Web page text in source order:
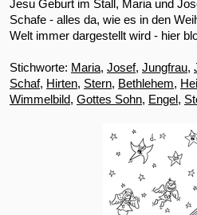
Jesu Geburt im Stall, Maria und
Schafe - alles da, wie es in den
Welt immer dargestellt wird - hier
Stichworte: Maria, Josef, Jungfrau,
Schaf, Hirten, Stern, Bethlehem,
Wimmelbild, Gottes Sohn, Engel,